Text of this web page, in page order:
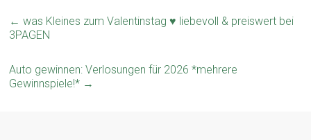
← was Kleines zum Valentinstag ♥ liebevoll & preiswert bei
3PAGEN
Auto gewinnen: Verlosungen für 2026 *mehrere
Gewinnspiele!* →